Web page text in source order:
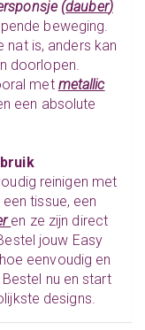
(dauber)
beweging.
nat is, anders kan
doorlopen.
met metallic
een absolute
reinigen met
tissue, een
en ze zijn direct
jouw Easy
eenvoudig en
Bestel nu en start
designs.